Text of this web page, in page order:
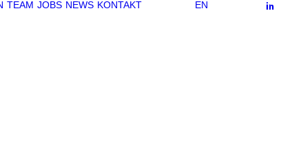
TEAM JOBS NEWS KONTAKT EN